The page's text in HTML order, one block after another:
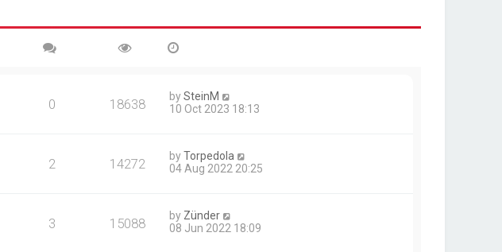
0 18638 bySteinM
10 Oct 2023 18:13
2 14272 byTorpedola
04 Aug 2022 20:25
3 15088 by Zünder
08 Jun 2022 18:09